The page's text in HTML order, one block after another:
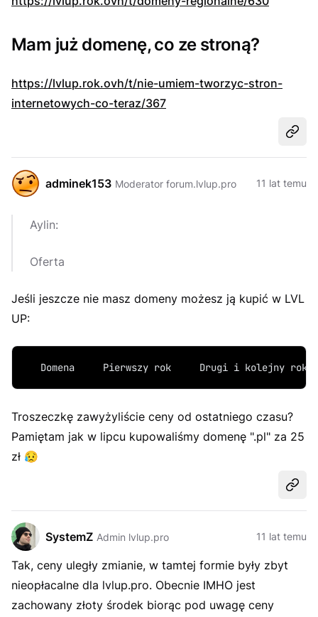
Mam już domenę, co ze stroną?
https://lvlup.rok.ovh/t/nie-umiem-tworzyc-stron-
internetowych-co-teraz/367
adminek153 Moderator forum.lvlup.pro 11 lat temu
Aylin:
Oferta
Jeśli jeszcze nie masz domeny możesz ją kupić w LVL
UP:
Domena     Pierwszy rok     Drugi i kolejny rok
Troszeczkę zawyżyliście ceny od ostatniego czasu?
Pamiętam jak w lipcu kupowaliśmy domenę ".pl" za 25
zł 😥
SystemZ Admin lvlup.pro 11 lat temu
Tak, ceny uległy zmianie, w tamtej formie były zbyt
nieopłacalne dla lvlup.pro. Obecnie IMHO jest
zachowany złoty środek biorąc pod uwagę ceny